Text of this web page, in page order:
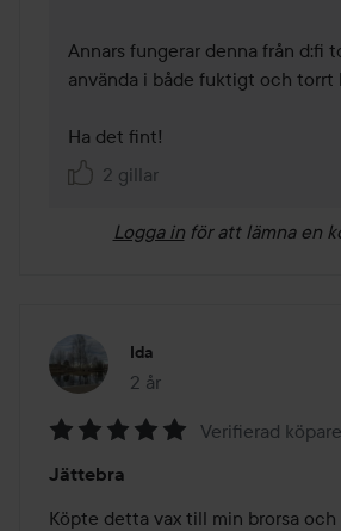
Annars fungerar denna från d:fi
använda i både fuktigt och torrt
2 gillar
Logga in för att lämna en
Ida
2 år
Inlägget skapades 2 år
5
av
Verifierad köpare
Jättebra